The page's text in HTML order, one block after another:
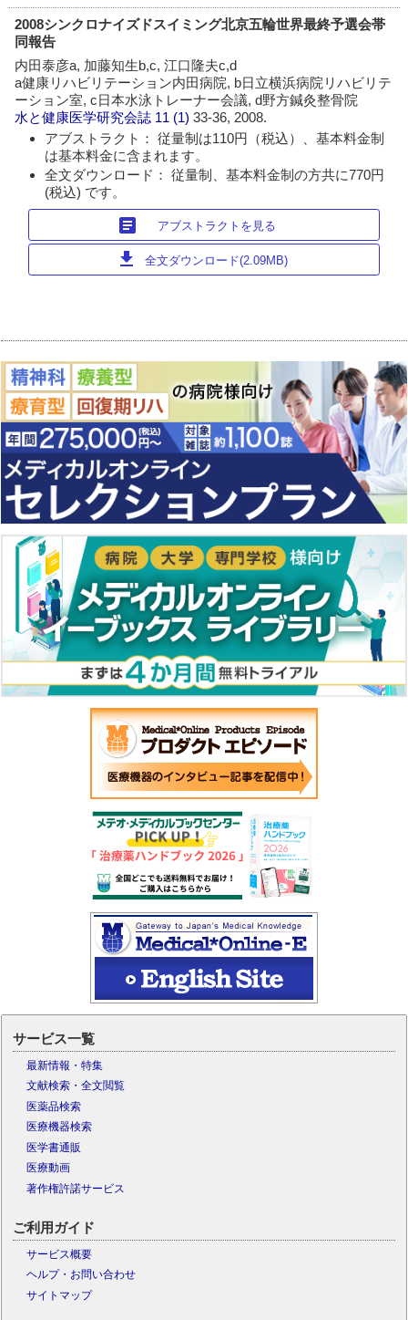
2008シンクロナイズドスイミング北京五輪世界最終予選会帯
同報告
内田泰彦a, 加藤知生b,c, 江口隆夫c,d
a健康リハビリテーション内田病院, b日立横浜病院リハビリテ
ーション室, c日本水泳トレーナー会議, d野方鍼灸整骨院
水と健康医学研究会誌 11 (1)33-36, 2008.
アブストラクト： 従量制は110円（税込）、基本料金制
は基本料金に含まれます。
全文ダウンロード： 従量制、基本料金制の方共に770円
(税込) です。
article アブストラクトを見る
download 全文ダウンロード(2.09MB)
サービス一覧
最新情報・特集
文献検索・全文閲覧
医薬品検索
医療機器検索
医学書通販
医療動画
著作権許諾サービス
ご利用ガイド
サービス概要
ヘルプ・お問い合わせ
サイトマップ